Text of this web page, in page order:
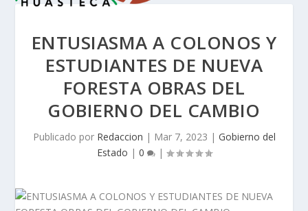
ENTUSIASMA A COLONOS Y
ESTUDIANTES DE NUEVA
FORESTA OBRAS DEL
GOBIERNO DEL CAMBIO
Publicado por Redaccion | Mar 7, 2023 | Gobierno del
Estado | 0 |